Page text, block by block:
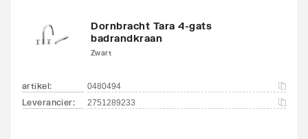
Dornbracht Tara 4-gats
badrandkraan
Zwart
artikel: 0480494
Leverancier: 2751289233